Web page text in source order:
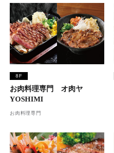
8F
お肉料理専門 オ肉ヤ
YOSHIMI
お肉料理専門